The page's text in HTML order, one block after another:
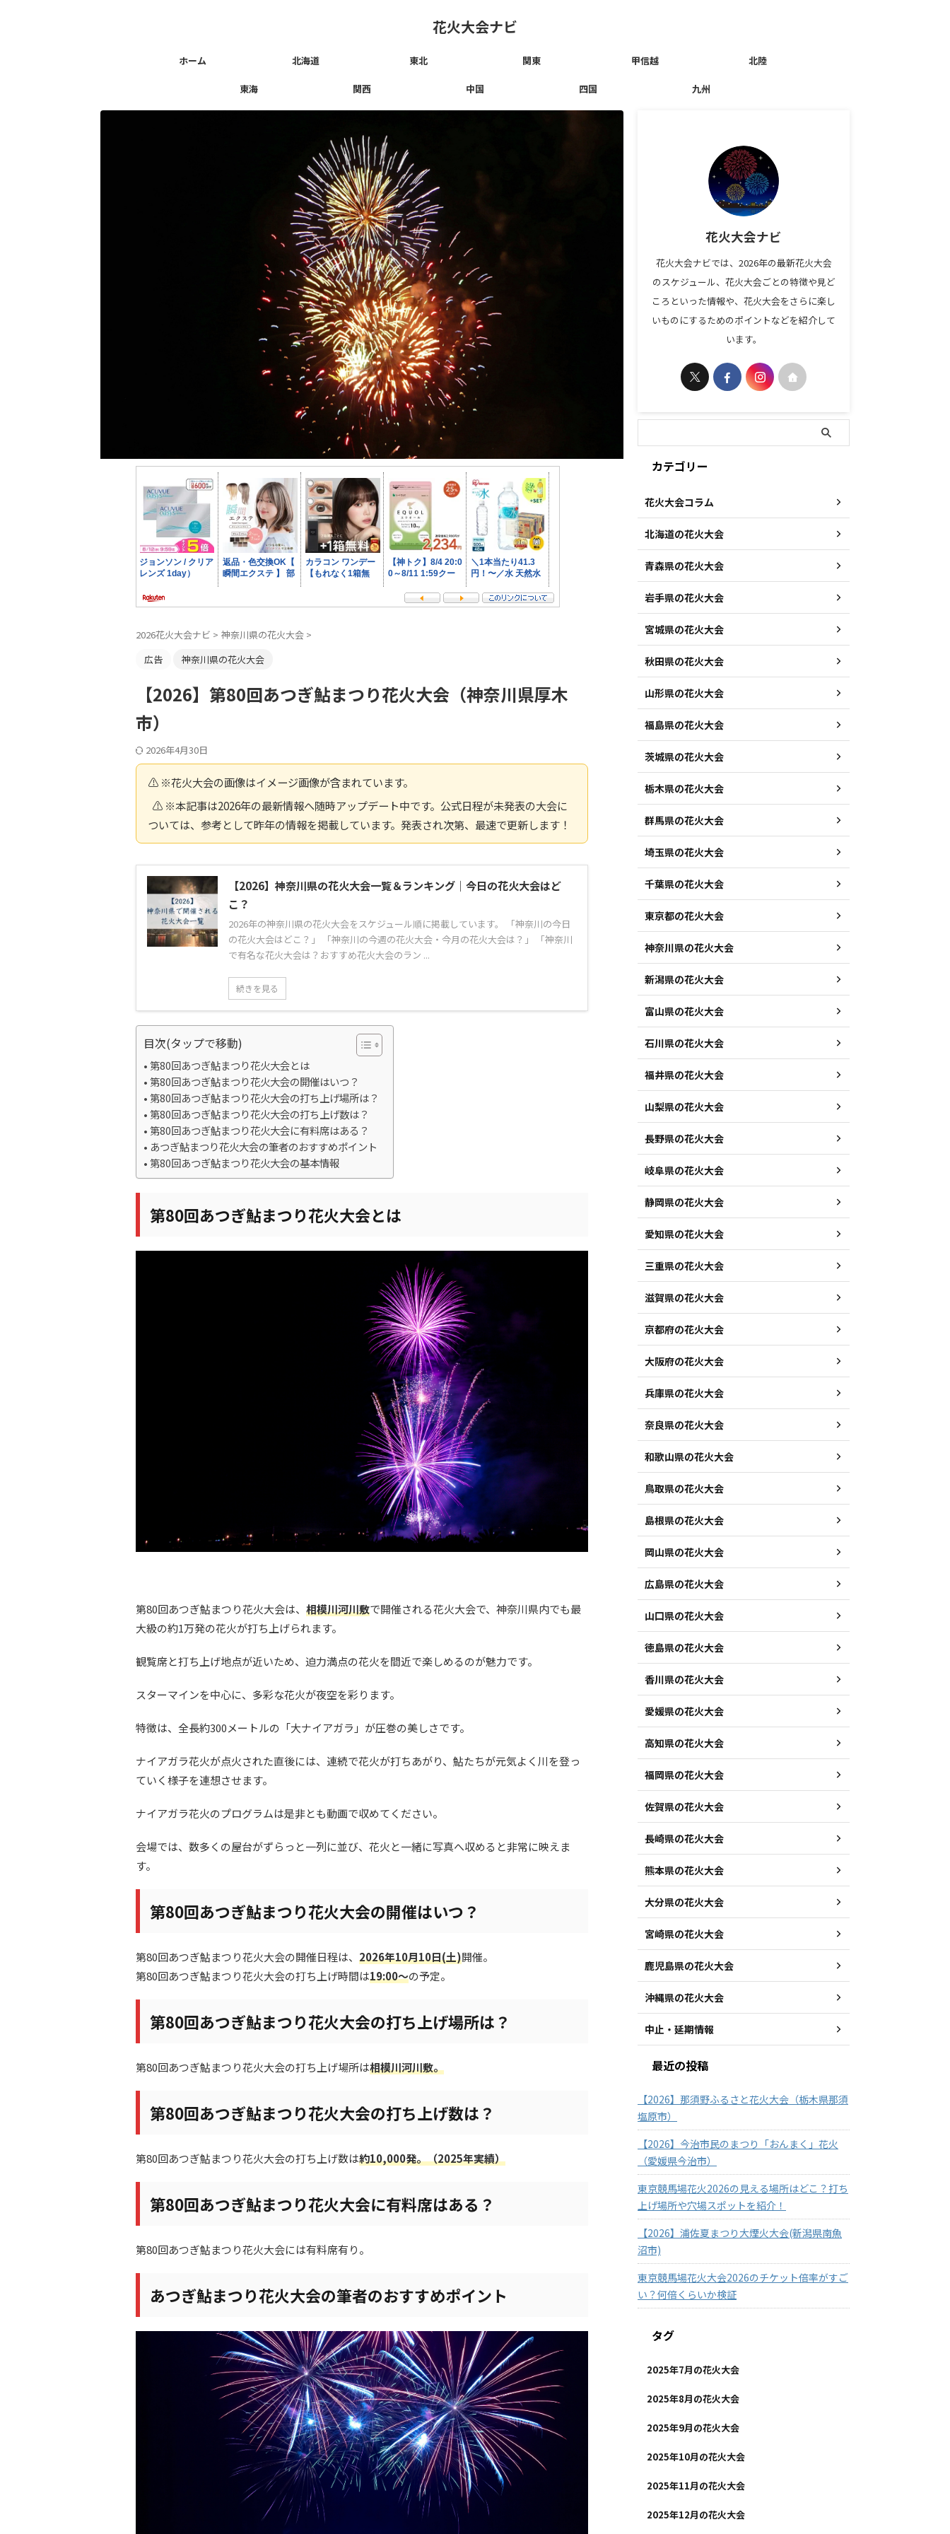
花火大会ナビ
ホーム 北海道 東北 関東 甲信越 北陸
東海 関西 中国 四国 九州
2026花火大会ナビ > 神奈川県の花火大会 >
広告
神奈川県の花火大会
【2026】第80回あつぎ鮎まつり花火大会（神奈川県厚木
市）
2026年4月30日
⚠️ ※花火大会の画像はイメージ画像が含まれています。
⚠️ ※本記事は2026年の最新情報へ随時アップデート中です。公式日程が未発表の大会に
ついては、参考として昨年の情報を掲載しています。発表され次第、最速で更新します！
【2026】神奈川県の花火大会一覧＆ランキング｜今日の花火大会はど
こ？
2026年の神奈川県の花火大会をスケジュール順に掲載しています。 「神奈川の今日
の花火大会はどこ？」 「神奈川の今週の花火大会・今月の花火大会は？」 「神奈川
で有名な花火大会は？おすすめ花火大会のラン ...
続きを見る
目次(タップで移動)
第80回あつぎ鮎まつり花火大会とは
第80回あつぎ鮎まつり花火大会の開催はいつ？
第80回あつぎ鮎まつり花火大会の打ち上げ場所は？
第80回あつぎ鮎まつり花火大会の打ち上げ数は？
第80回あつぎ鮎まつり花火大会に有料席はある？
あつぎ鮎まつり花火大会の筆者のおすすめポイント
第80回あつぎ鮎まつり花火大会の基本情報
第80回あつぎ鮎まつり花火大会とは
第80回あつぎ鮎まつり花火大会は、 相模川河川敷で開催される花火大会で、神奈川県内でも最
大級の約1万発の花火が打ち上げられます。
観覧席と打ち上げ地点が近いため、迫力満点の花火を間近で楽しめるのが魅力です。
スターマインを中心に、多彩な花火が夜空を彩ります。
特徴は、全長約300メートルの「大ナイアガラ」が圧巻の美しさです。
ナイアガラ花火が点火された直後には、連続で花火が打ちあがり、鮎たちが元気よく川を登っ
ていく様子を連想させます。
ナイアガラ花火のプログラムは是非とも動画で収めてください。
会場では、数多くの屋台がずらっと一列に並び、花火と一緒に写真へ収めると非常に映えま
す。
第80回あつぎ鮎まつり花火大会の開催はいつ？
第80回あつぎ鮎まつり花火大会の開催日程は、 2026年10月10日(土)開催。
第80回あつぎ鮎まつり花火大会の打ち上げ時間は19:00～の予定。
第80回あつぎ鮎まつり花火大会の打ち上げ場所は？
第80回あつぎ鮎まつり花火大会の打ち上げ場所は相模川河川敷。
第80回あつぎ鮎まつり花火大会の打ち上げ数は？
第80回あつぎ鮎まつり花火大会の打ち上げ数は約10,000発。（2025年実績）
第80回あつぎ鮎まつり花火大会に有料席はある？
第80回あつぎ鮎まつり花火大会には有料席有り。
あつぎ鮎まつり花火大会の筆者のおすすめポイント
花火大会ナビ
花火大会ナビでは、2026年の最新花火大会
のスケジュール、花火大会ごとの特徴や見ど
ころといった情報や、花火大会をさらに楽し
いものにするためのポイントなどを紹介して
います。
カテゴリー
花火大会コラム
北海道の花火大会
青森県の花火大会
岩手県の花火大会
宮城県の花火大会
秋田県の花火大会
山形県の花火大会
福島県の花火大会
茨城県の花火大会
栃木県の花火大会
群馬県の花火大会
埼玉県の花火大会
千葉県の花火大会
東京都の花火大会
神奈川県の花火大会
新潟県の花火大会
富山県の花火大会
石川県の花火大会
福井県の花火大会
山梨県の花火大会
長野県の花火大会
岐阜県の花火大会
静岡県の花火大会
愛知県の花火大会
三重県の花火大会
滋賀県の花火大会
京都府の花火大会
大阪府の花火大会
兵庫県の花火大会
奈良県の花火大会
和歌山県の花火大会
鳥取県の花火大会
島根県の花火大会
岡山県の花火大会
広島県の花火大会
山口県の花火大会
徳島県の花火大会
香川県の花火大会
愛媛県の花火大会
高知県の花火大会
福岡県の花火大会
佐賀県の花火大会
長崎県の花火大会
熊本県の花火大会
大分県の花火大会
宮崎県の花火大会
鹿児島県の花火大会
沖縄県の花火大会
中止・延期情報
最近の投稿
【2026】那須野ふるさと花火大会（栃木県那須
塩原市）
【2026】今治市民のまつり「おんまく」花火
（愛媛県今治市）
東京競馬場花火2026の見える場所はどこ？打ち
上げ場所や穴場スポットを紹介！
【2026】浦佐夏まつり大煙火大会(新潟県南魚
沼市)
東京競馬場花火大会2026のチケット倍率がすご
い？何倍くらいか検証
タグ
2025年7月の花火大会
2025年8月の花火大会
2025年9月の花火大会
2025年10月の花火大会
2025年11月の花火大会
2025年12月の花火大会